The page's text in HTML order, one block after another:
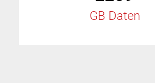
GB Daten